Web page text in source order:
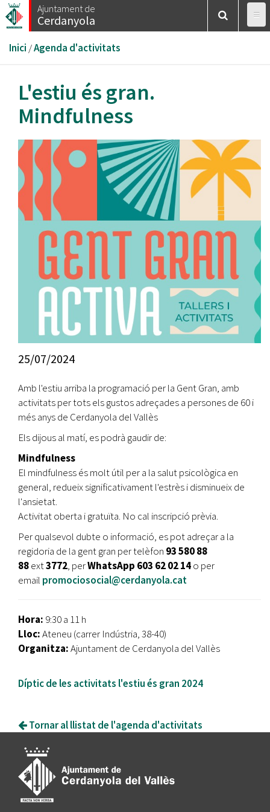
Vés
al
Ajuntament de
Cerdanyola
Esteu
aquí
Inici /Agenda d'activitats
L'estiu és gran.
Mindfulness
25/07/2024
Amb l'estiu arriba la programació per la Gent Gran, amb
activitats per tots els gustos adreçades a persones de 60 i
més anys de Cerdanyola del Vallès
Els dijous al matí, es podrà gaudir de:
Mindfulness
El mindfulness és molt útil per a la salut psicològica en
general, redueix significativament l'estrès i disminueix de
l'ansietat.
Activitat oberta i gratuïta. No cal inscripció prèvia.
Per qualsevol dubte o informació, es pot adreçar a la
regidoria de la gent gran per telèfon 93 580 88
88ext3772, perWhatsApp 603 62 02 14o per
email promociosocial@cerdanyola.cat
Hora: 9:30 a 11 h
Lloc:Ateneu (carrer Indústria, 38-40)
Organitza:Ajuntament de Cerdanyola del Vallès
Díptic de les activitats l'estiu és gran 2024
Tornar al llistat de l'agenda d'activitats